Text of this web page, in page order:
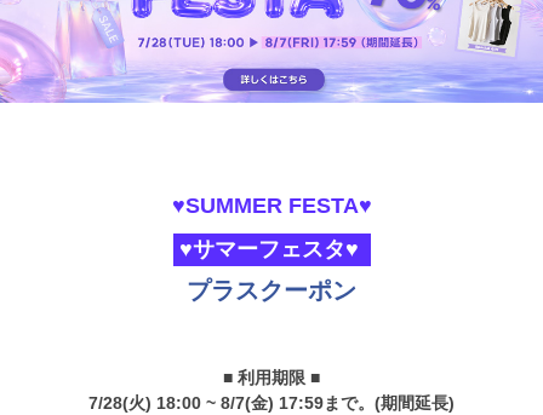
♥SUMMER FESTA♥
♥サマーフェスタ♥
プラスクーポン
■ 利用期限 ■
7/28(火) 18:00 ~ 8/7(金) 17:59まで。(期間延長)